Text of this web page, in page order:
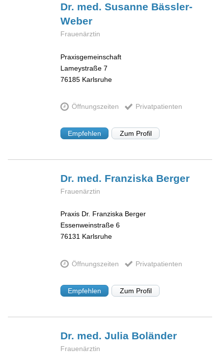
Dr. med. Susanne Bässler-
Weber
Frauenärztin
Praxisgemeinschaft
Lameystraße 7
76185 Karlsruhe
Öffnungszeiten Privatpatienten
Empfehlen Zum Profil
Dr. med. Franziska Berger
Frauenärztin
Praxis Dr. Franziska Berger
Essenweinstraße 6
76131 Karlsruhe
Öffnungszeiten Privatpatienten
Empfehlen Zum Profil
Dr. med. Julia Boländer
Frauenärztin